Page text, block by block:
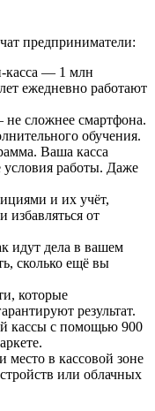
предприниматели:
касса — 1 млн
ежедневно работают
сложнее смартфона.
обучения.
Ваша касса
работы. Даже
и их учёт,
избавляться от
идут дела в вашем
сколько ещё вы
которые
результат.
кассы с помощью 900
место в кассовой зоне
или облачных